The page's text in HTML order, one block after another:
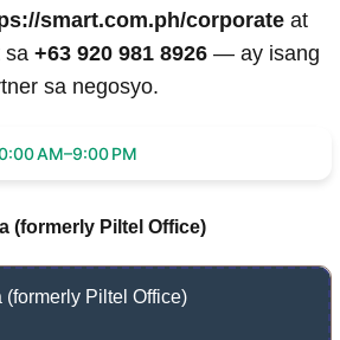
smart.com.ph/corporate at
sa +63 920 981 8926 — ay isang
sa negosyo.
AM–9:00 PM
(formerly Piltel Office)